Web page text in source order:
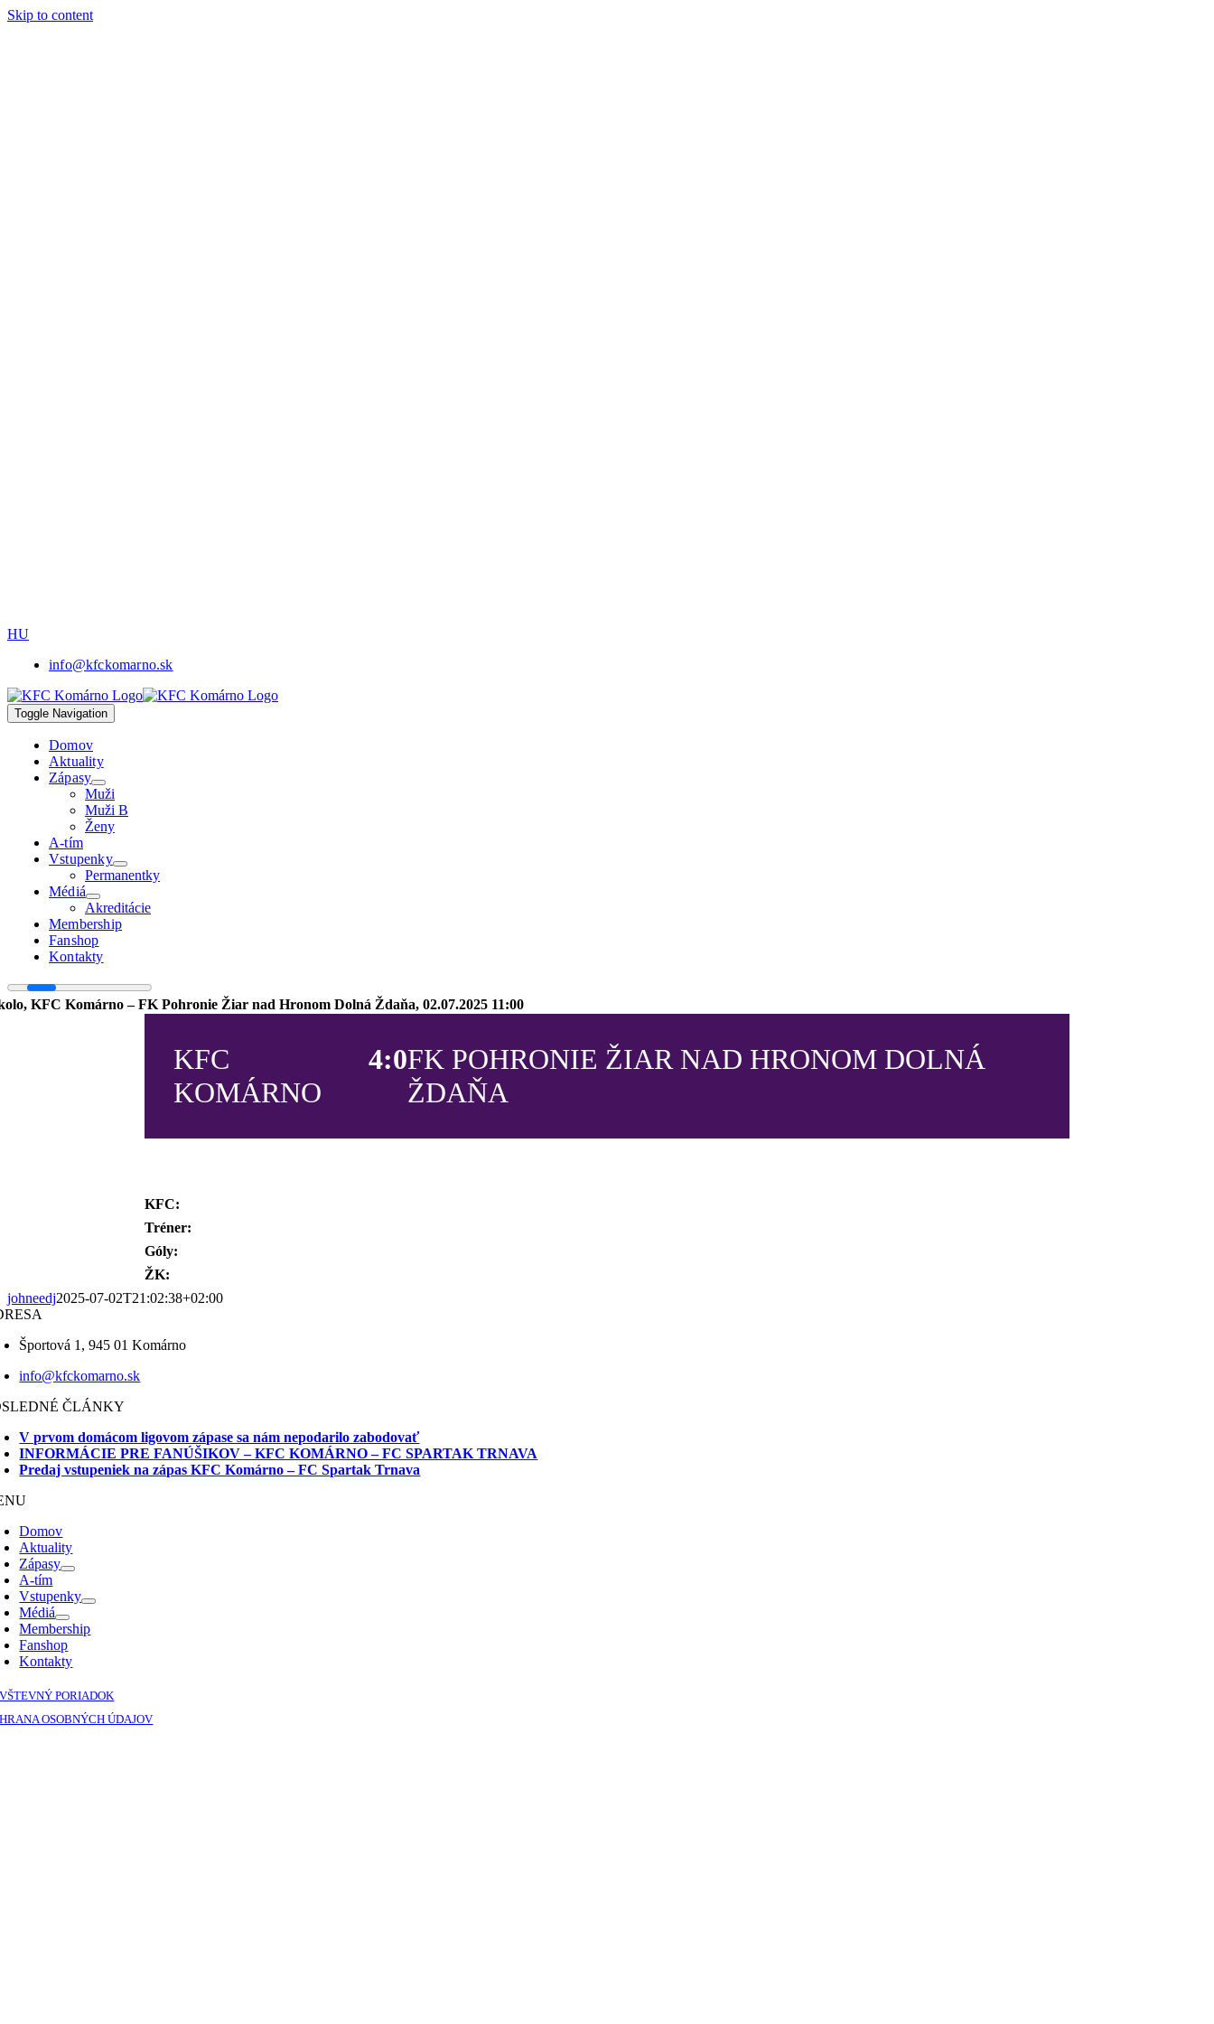
Skip to content
HU
info@kfckomarno.sk
Toggle Navigation
Domov
Aktuality
Zápasy
Muži
Muži B
Ženy
A-tím
Vstupenky
Permanentky
Médiá
Akreditácie
Membership
Fanshop
Kontakty
KFC Komárno – FK Pohronie Žiar nad Hronom Dolná Ždaňa, 02.07.2025 11:00
KFC
KOMÁRNO
4:0FK POHRONIE ŽIAR NAD HRONOM DOLNÁ
ŽDAŇA
KFC:
Tréner:
Góly:
ŽK:
johneedj2025-07-02T21:02:38+02:00
Športová 1, 945 01 Komárno
info@kfckomarno.sk
ČLÁNKY
V prvom domácom ligovom zápase sa nám nepodarilo zabodovať
INFORMÁCIE PRE FANÚŠIKOV – KFC KOMÁRNO – FC SPARTAK TRNAVA
Predaj vstupeniek na zápas KFC Komárno – FC Spartak Trnava
Domov
Aktuality
Zápasy
A-tím
Vstupenky
Médiá
Membership
Fanshop
Kontakty
PORIADOK
OSOBNÝCH ÚDAJOV